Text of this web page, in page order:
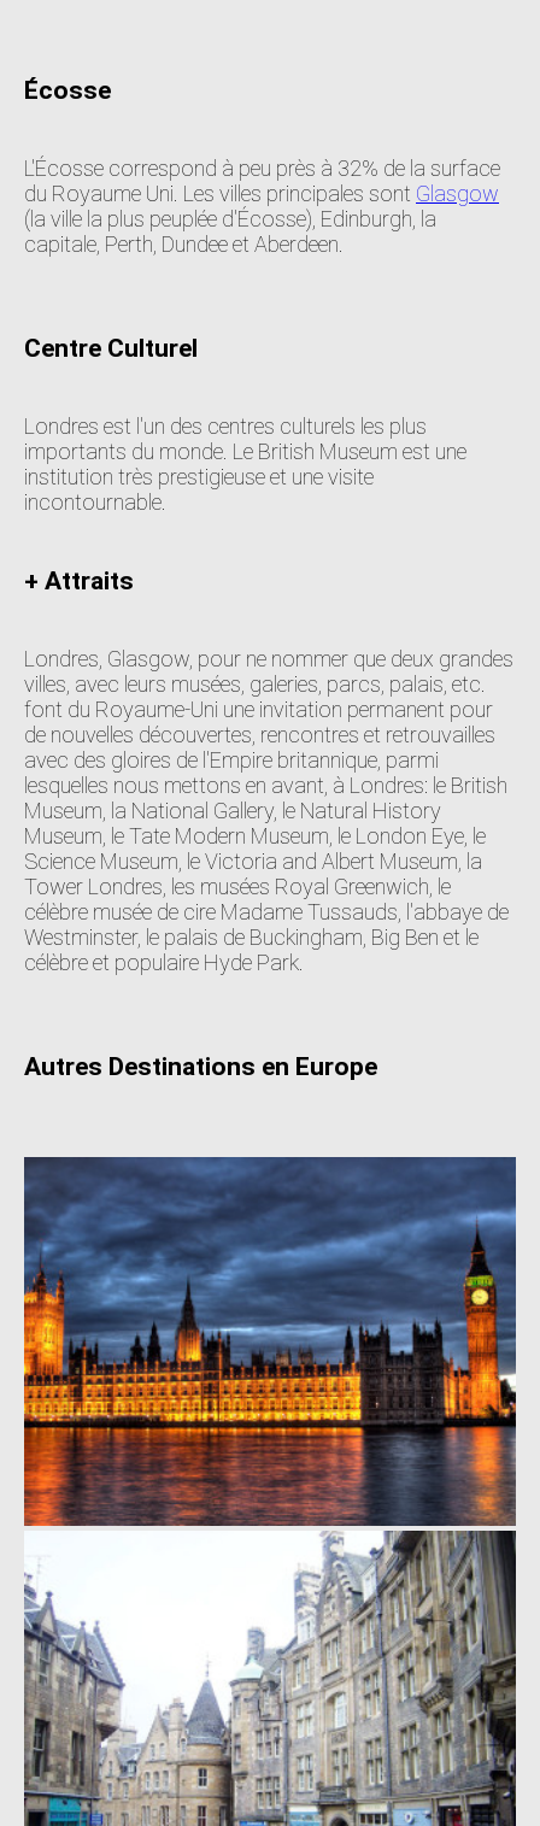
Écosse
L'Écosse correspond à peu près à 32% de la surface
du Royaume Uni. Les villes principales sont Glasgow
(la ville la plus peuplée d'Écosse), Edinburgh, la
capitale, Perth, Dundee et Aberdeen.
Centre Culturel
Londres est l'un des centres culturels les plus
importants du monde. Le British Museum est une
institution très prestigieuse et une visite
incontournable.
+ Attraits
Londres, Glasgow, pour ne nommer que deux grandes
villes, avec leurs musées, galeries, parcs, palais, etc.
font du Royaume-Uni une invitation permanent pour
de nouvelles découvertes, rencontres et retrouvailles
avec des gloires de l'Empire britannique, parmi
lesquelles nous mettons en avant, à Londres: le British
Museum, la National Gallery, le Natural History
Museum, le Tate Modern Museum, le London Eye, le
Science Museum, le Victoria and Albert Museum, la
Tower Londres, les musées Royal Greenwich, le
célèbre musée de cire Madame Tussauds, l'abbaye de
Westminster, le palais de Buckingham, Big Ben et le
célèbre et populaire Hyde Park.
Autres Destinations en Europe